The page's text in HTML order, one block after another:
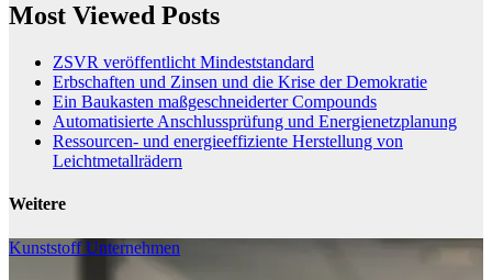
Most Viewed Posts
ZSVR veröffentlicht Mindeststandard
Erbschaften und Zinsen und die Krise der Demokratie
Ein Baukasten maßgeschneiderter Compounds
Automatisierte Anschlussprüfung und Energienetzplanung
Ressourcen- und energieeffiziente Herstellung von
Leichtmetallrädern
Weitere
KunststoffUnternehmen